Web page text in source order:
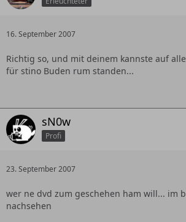
16. September 2007
Richtig so, und mit deinem kannste auf
für stino Buden rum standen...
sN0w
Profi
23. September 2007
wer ne dvd zum geschehen ham will... im
nachsehen